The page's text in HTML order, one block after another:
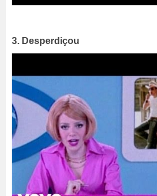
3. Desperdiçou